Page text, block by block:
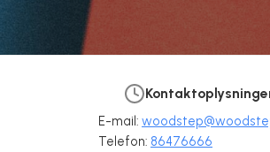
E-mail:
Telefon: 86476666